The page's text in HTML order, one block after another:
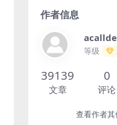
作者信息
等级
39139
文章
0
评论
查看作者其